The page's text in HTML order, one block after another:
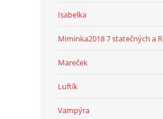
Isabelka
Miminka2018 7 statečných a
Mareček
Luftík
Vampýra